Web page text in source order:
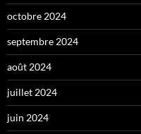
octobre 2024
septembre 2024
août 2024
juillet 2024
juin 2024